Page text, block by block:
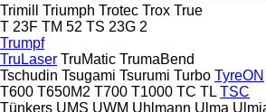
Trimill
Triumph Trotec Trox True
T 23F TM 52 TS 23G 2
Trumpf
TruLaser TruMatic TrumaBend
Tschudin Tsugami Tsurumi Turbo TyreON
T600 T650M2 T700 T1000 TC TL TSC
Tünkers UMS UWM Uhlmann Ulma